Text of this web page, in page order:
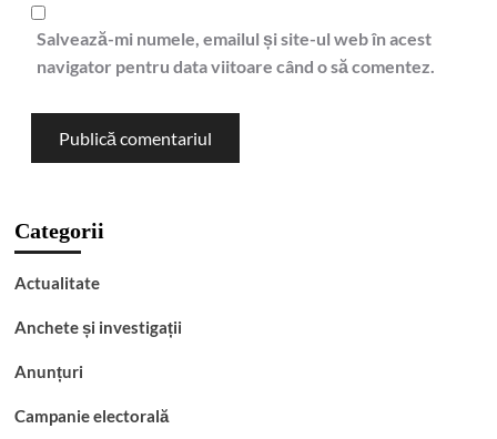
Salvează-mi numele, emailul și site-ul web în acest
navigator pentru data viitoare când o să comentez.
Categorii
Actualitate
Anchete și investigații
Anunțuri
Campanie electorală